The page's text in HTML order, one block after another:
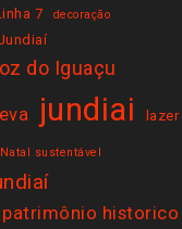
7 decoração
do Iguaçu
jundiai lazer
Natal sustentável
patrimônio historico